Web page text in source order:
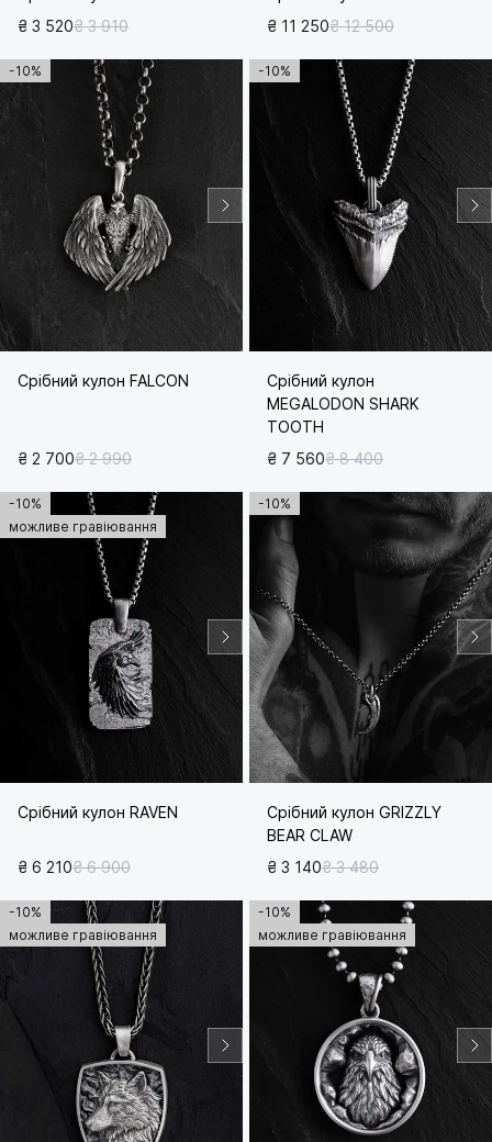
₴ 3 520₴ 3 910
₴ 11 250₴ 12 500
-10%
Срібний кулон FALCON
₴ 2 700₴ 2 990
-10%
Срібний кулон
MEGALODON SHARK
TOOTH
₴ 7 560₴ 8 400
-10%
можливе гравіювання
Срібний кулон RAVEN
₴ 6 210₴ 6 900
-10%
Срібний кулон GRIZZLY
BEAR CLAW
₴ 3 140₴ 3 480
-10%
можливе гравіювання
-10%
можливе гравіювання